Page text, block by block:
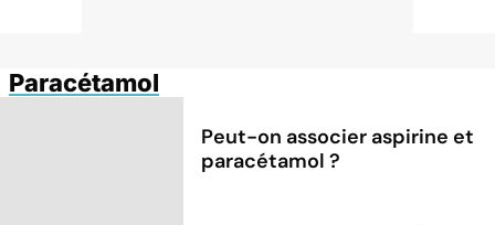
Paracétamol
Peut-on associer aspirine et
paracétamol ?